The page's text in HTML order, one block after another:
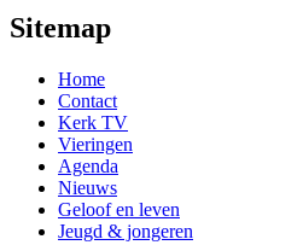
Sitemap
Home
Contact
Kerk TV
Vieringen
Agenda
Nieuws
Geloof en leven
Jeugd & jongeren